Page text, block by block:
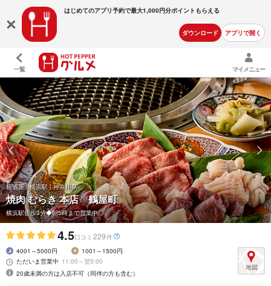
はじめてのアプリ予約で最大1,000円分ポイントもらえる
ダウンロード アプリで開く
一覧 マイメニュー
居酒屋 | 横浜駅 | 神奈川県
焼肉 むらき 本店 鶴屋町
横浜駅徒歩3分◆朝5時まで営業中◎
4.5口コミ 229件
4001～5000円
1001～1500円
ただいま営業中 11:00～翌5:00
20歳未満の方は入店不可（同伴の方も含む）